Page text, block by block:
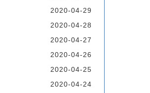
2020-04-29
2020-04-28
2020-04-27
2020-04-26
2020-04-25
2020-04-24